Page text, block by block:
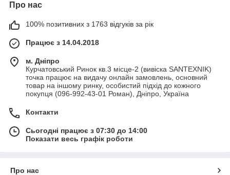
Про нас
100% позитивних з 1763 відгуків за рік
Працює з 14.04.2018
м. Дніпро
Курчатовський Ринок кв.3 місце-2 (вивіска SANTEXNIK)
точка працює на видачу онлайн замовлень, основний
товар на іншому ринку, особистий підхід до кожного
покупця (096-992-43-01 Роман), Дніпро, Україна
Контакти
Сьогодні працює з 07:30 до 14:00
Показати весь графік роботи
Про нас